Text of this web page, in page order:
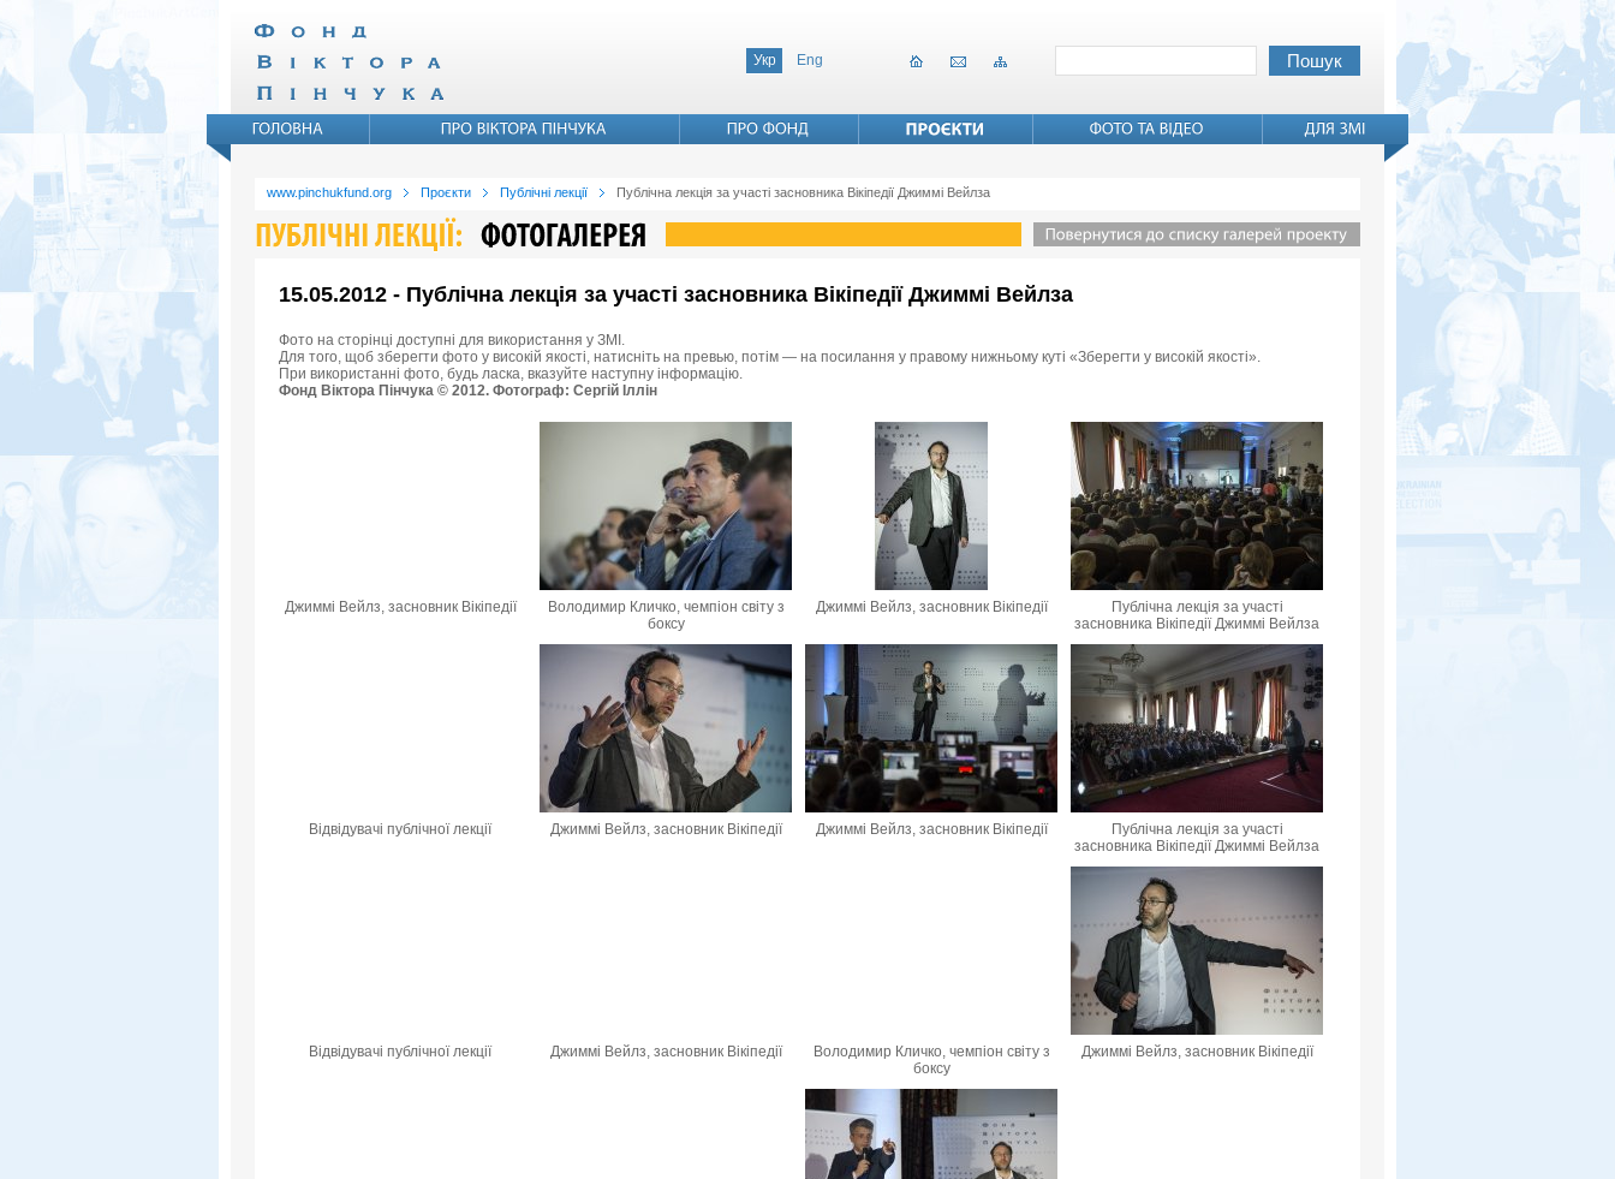
Укр Eng
www.pinchukfund.org Проєкти Публічні лекції Публічна лекція за участі засновника Вікіпедії Джиммі Вейлза
15.05.2012 - Публічна лекція за участі засновника Вікіпедії Джиммі Вейлза
Фото на сторінці доступні для використання у ЗМІ.
Для того, щоб зберегти фото у високій якості, натисніть на превью, потім — на посилання у правому нижньому куті «Зберегти у високій якості».
При використанні фото, будь ласка, вказуйте наступну інформацію.
Фонд Віктора Пінчука © 2012. Фотограф: Сергій Іллін
Джиммі Вейлз, засновник Вікіпедії
Володимир Кличко, чемпіон світу з
боксу
Джиммі Вейлз, засновник Вікіпедії
Публічна лекція за участі
засновника Вікіпедії Джиммі Вейлза
Відвідувачі публічної лекції Джиммі Вейлз, засновник Вікіпедії Джиммі Вейлз, засновник Вікіпедії
Публічна лекція за участі
засновника Вікіпедії Джиммі Вейлза
Відвідувачі публічної лекції Джиммі Вейлз, засновник Вікіпедії
Володимир Кличко, чемпіон світу з
боксу
Джиммі Вейлз, засновник Вікіпедії